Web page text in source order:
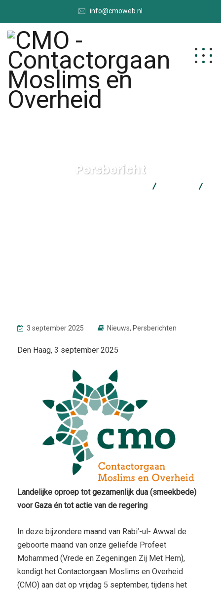
info@cmoweb.nl
Persbericht
3 september 2025 Nieuws, Persberichten
Den Haag, 3 september 2025
Landelijke oproep tot gezamenlijk dua (smeekbede)
voor Gaza én tot actie van de regering
In deze bijzondere maand van Rabi’-ul- Awwal de
geboorte maand van onze geliefde Profeet
Mohammed (Vrede en Zegeningen Zij Met Hem),
kondigt het Contactorgaan Moslims en Overheid
(CMO) aan dat op vrijdag 5 september, tijdens het